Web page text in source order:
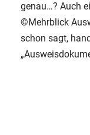
genau…? Auch
©Mehrblick
schon sagt,